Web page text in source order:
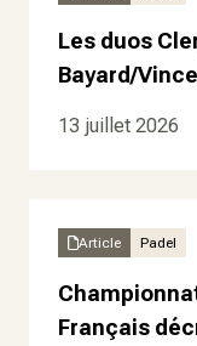
Les duos
Bayard/
13 juillet 2026
Article Padel
Français